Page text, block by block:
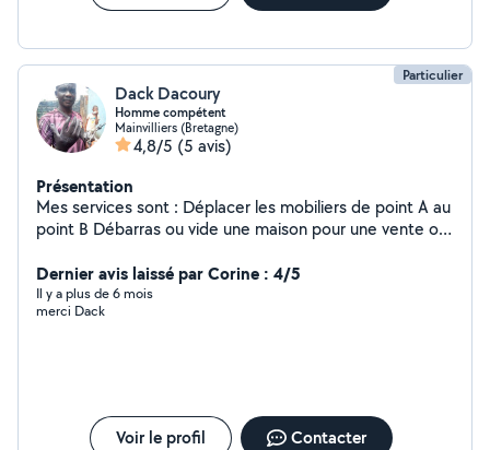
Particulier
Dack Dacoury
Homme compétent
Mainvilliers (Bretagne)
4,8/5 (5 avis)
Présentation
Mes services sont : Déplacer les mobiliers de point A au
point B Débarras ou vide une maison pour une vente ou
garage, grenier, etc Courses Express ou course normale
Retrait d'une marchandise suite à un achat tels que chez
But , Conforama, Le Roy Merlin, Brico dépôt Etc ...
Dernier avis laissé par Corine : 4/5
Il y a plus de 6 mois
merci Dack
Voir le profil Contacter